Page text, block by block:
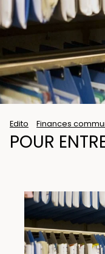
Edito Finances
POUR